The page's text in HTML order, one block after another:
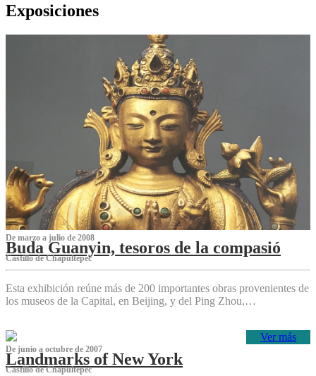
Exposiciones
De marzo a julio de 2008
Buda Guanyin, tesoros de la compasió
Castillo de Chapultepec
Esta exhibición reúne más de 200 importantes obras provenientes de
los museos de la Capital, en Beijing, y del Ping Zhou,…
Ver más
De junio a octubre de 2007
Landmarks of New York
Castillo de Chapultepec